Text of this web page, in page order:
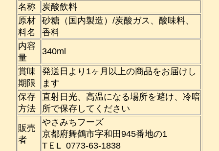
名称
炭酸飲料
原材
料名
砂糖（国内製造）/炭酸ガス、酸味料、
香料
内容
量
340ml
賞味
期限
発送日より1ヶ月以上の商品をお届けし
ます
保存
方法
直射日光、高温になる場所を避け、冷暗
所で保存してください
販売
者
やさみちフーズ
京都府舞鶴市字和田945番地の1
TＥL 0773-63-1838